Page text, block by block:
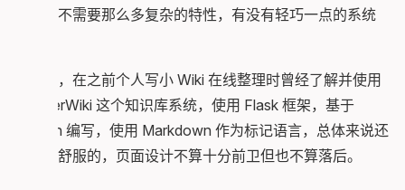
库，也不需要那么多复杂的特性，有没有轻巧一点的系统
还真有，在之前个人写小 Wiki 在线整理时曾经了解并使用
过 OtterWiki 这个知识库系统，使用 Flask 框架，基于
Python 编写，使用 Markdown 作为标记语言，总体来说还
是比较舒服的，页面设计不算十分前卫但也不算落后。